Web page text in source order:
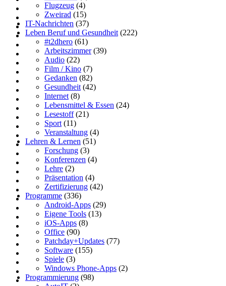
Flugzeug (4)
Zweirad (15)
IT-Nachrichten (37)
Leben Beruf und Gesundheit (222)
#t2dhero (61)
Arbeitszimmer(39)
Audio (22)
Film / Kino (7)
Gedanken (82)
Gesundheit (42)
Internet (8)
Lebensmittel & Essen (24)
Lesestoff(21)
Sport (11)
Veranstaltung (4)
Lehren & Lernen (51)
Forschung (3)
Konferenzen (4)
Lehre (2)
Präsentation (4)
Zertifizierung (42)
Programme (336)
Android-Apps (29)
Eigene Tools (13)
iOS-Apps (8)
Office (90)
Patchday+Updates (77)
Software (155)
Spiele (3)
Windows Phone-Apps (2)
Programmierung (98)